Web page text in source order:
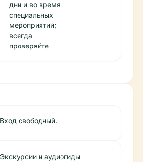
дни и во время
специальных
мероприятий;
всегда
проверяйте
Вход свободный.
Экскурсии и аудиогиды